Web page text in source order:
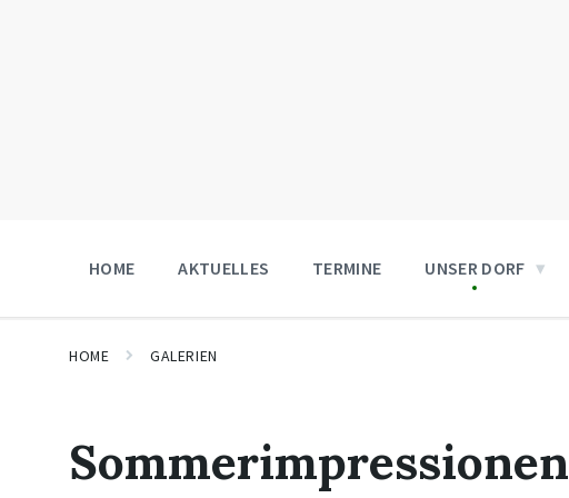
HOME AKTUELLES TERMINE UNSER DORF
HOME GALERIEN
Sommerimpressionen